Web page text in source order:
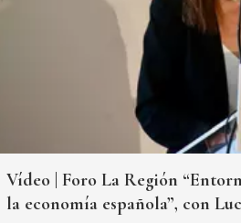
Vídeo | Foro La Región
la economía española”, con